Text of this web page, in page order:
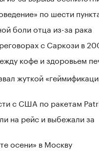
по шести
боли отца из-за рака
с Саркози в
кофе и здоровьем
жуткой
с США по ракетам
на рейс и выбежали за
осени» в Москву